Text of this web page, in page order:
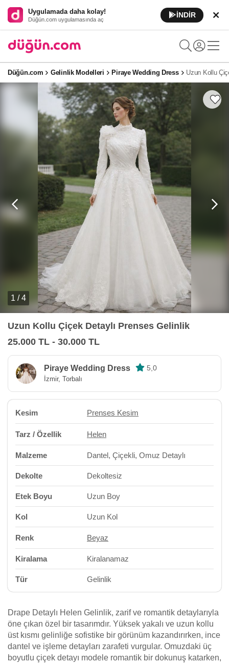
Uygulamada daha kolay!
Düğün.com uygulamasında aç
İNDİR
Düğün.com Gelinlik Modelleri Piraye Wedding Dress Uzun Kollu
1 / 4
Uzun Kollu Çiçek Detaylı Prenses Gelinlik
25.000 TL - 30.000 TL
Piraye Wedding Dress 5,0
İzmir, Torbalı
Kesim Prenses Kesim
Tarz / Özellik Helen
Malzeme Dantel, Çiçekli, Omuz Detaylı
Dekolte Dekoltesiz
Etek Boyu Uzun Boy
Kol Uzun Kol
Renk Beyaz
Kiralama Kiralanamaz
Tür Gelinlik
Drape Detaylı Helen Gelinlik, zarif ve romantik detaylarıyla
öne çıkan özel bir tasarımdır. Yüksek yakalı ve uzun kollu
üst kısmı gelinliğe sofistike bir görünüm kazandırırken, ince
dantel ve işleme detayları zarafeti vurgular. Omuzdaki üç
boyutlu çiçek detayı modele romantik bir dokunuş katarken,